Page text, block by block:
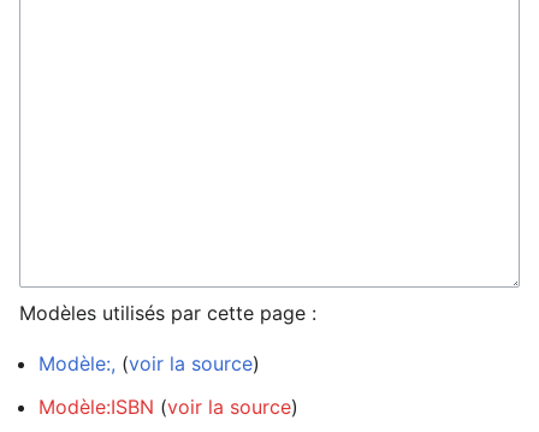
Modèles utilisés par cette page :
Modèle:, (voir la source)
Modèle:ISBN (voir la source)